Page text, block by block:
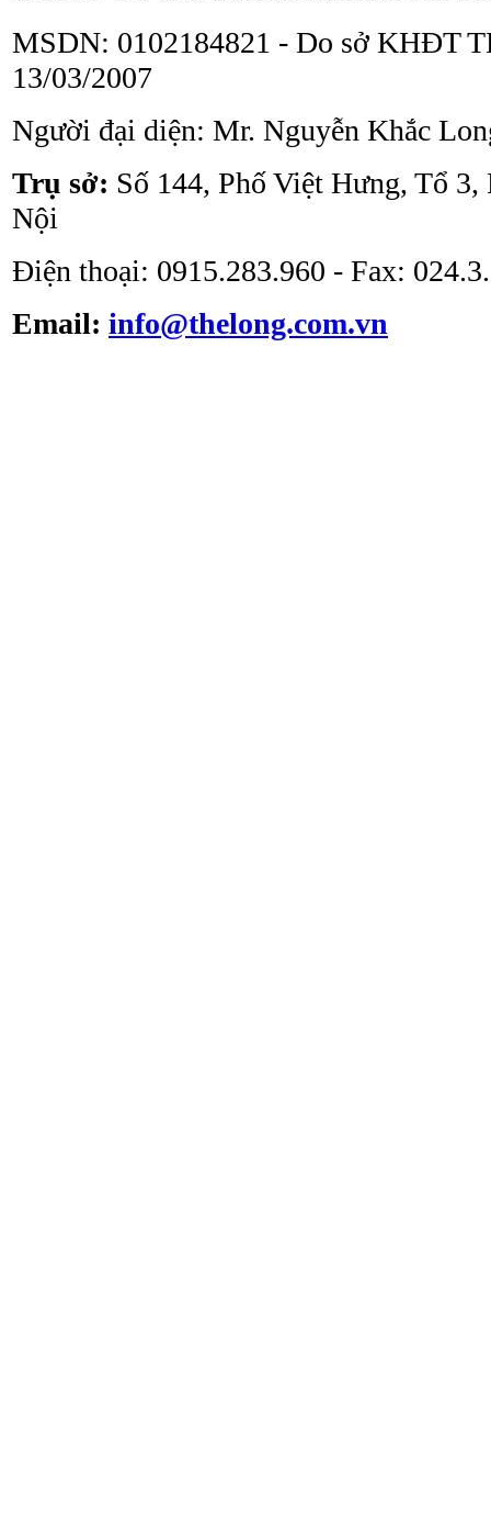
Tủ an toàn sinh học
ATV - BSC - 1000 II A2
Tủ cấy vô trùng ATV -
MSDN: 0102184821 - Do sở KHĐT
13/03/2007
Người đại diện: Mr. Nguyễn Khắc
Trụ sở: Số 144, Phố Việt Hưng, Tổ
Nội
Điện thoại: 0915.283.960 - Fax:
Email: info@thelong.com.vn